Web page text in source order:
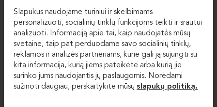
Slapukus naudojame turiniui ir skelbimams
personalizuoti, socialinių tinklų funkcijoms teikti ir srautui
analizuoti. Informaciją apie tai, kaip naudojatės mūsų
svetaine, taip pat perduodame savo socialinių tinklų,
reklamos ir analizės partneriams, kurie gali ją sujungti su
kita informacija, kurią jiems pateikėte arba kurią jie
surinko jums naudojantis jų paslaugomis. Norėdami
sužinoti daugiau, perskaitykite mūsų slapukų politiką.